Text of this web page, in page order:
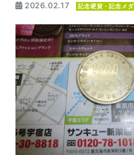
2026.02.17 記念硬貨・記念メ